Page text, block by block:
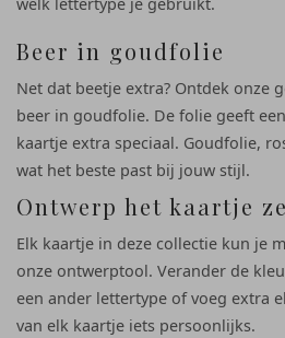
Beer in goudfolie
Net dat beetje extra? Ontdek onze
beer in goudfolie. De folie geeft
kaartje extra speciaal. Goudfolie,
wat het beste past bij jouw stijl.
Ontwerp het kaartje
Elk kaartje in deze collectie kun je
onze ontwerptool. Verander de
een ander lettertype of voeg extra
van elk kaartje iets persoonlijks.